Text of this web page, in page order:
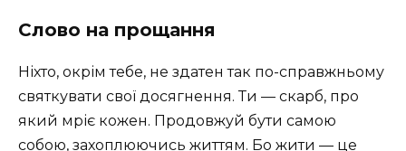
Слово на прощання
Ніхто, окрім тебе, не здатен так по-справжньому
святкувати свої досягнення. Ти — скарб, про
який мріє кожен. Продовжуй бути самою
собою, захоплюючись життям. Бо жити — це